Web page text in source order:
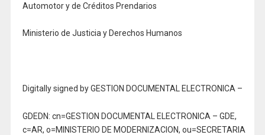
Automotor y de Créditos Prendarios
Ministerio de Justicia y Derechos Humanos
Digitally signed by GESTION DOCUMENTAL ELECTRONICA –
GDEDN: cn=GESTION DOCUMENTAL ELECTRONICA – GDE,
c=AR, o=MINISTERIO DE MODERNIZACION, ou=SECRETARIA